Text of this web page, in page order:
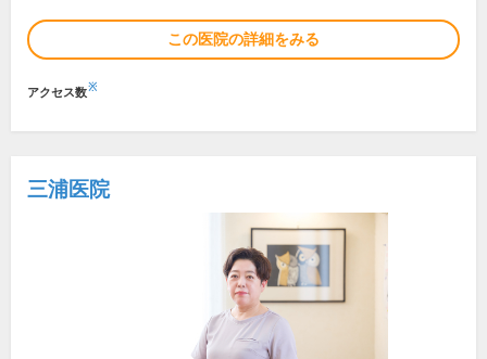
この医院の詳細をみる
アクセス数※
三浦医院